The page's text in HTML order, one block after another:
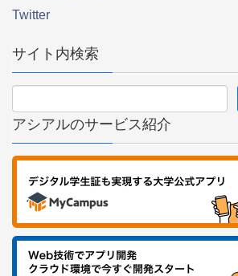
Twitter
サイト内検索
アシアルのサービス紹介